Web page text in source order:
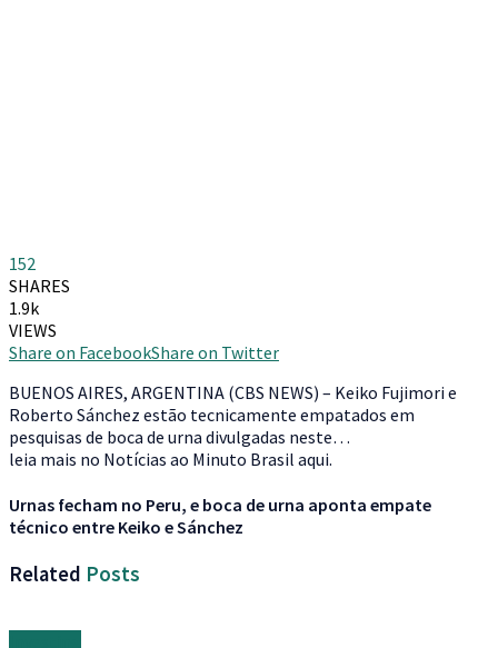
152
SHARES
1.9k
VIEWS
Share on FacebookShare on Twitter
BUENOS AIRES, ARGENTINA (CBS NEWS) – Keiko Fujimori e
Roberto Sánchez estão tecnicamente empatados em
pesquisas de boca de urna divulgadas neste…
leia mais no Notícias ao Minuto Brasil aqui.
Urnas fecham no Peru, e boca de urna aponta empate
técnico entre Keiko e Sánchez
Related Posts